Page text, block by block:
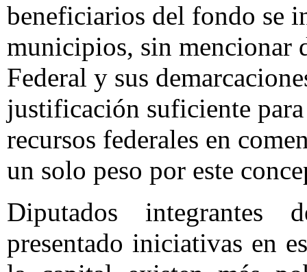
beneficiarios del fondo se
municipios, sin mencionar
Federal y sus
justificación suficiente
recursos federales en
un solo peso por este
Diputados integrantes
presentado iniciativas en